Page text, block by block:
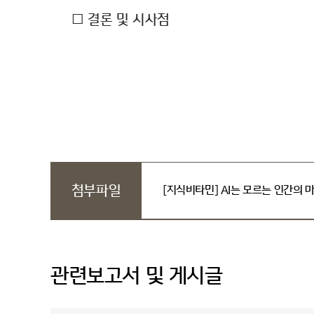
□ 결론 및 시사점
첨부파일 [지식비타민] AI는 모르는 인간의
관련보고서 및 게시글